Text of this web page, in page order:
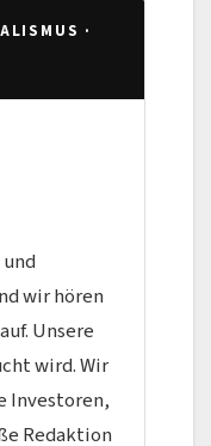
·
wir hören
Unsere
wird. Wir
Investoren,
Redaktion